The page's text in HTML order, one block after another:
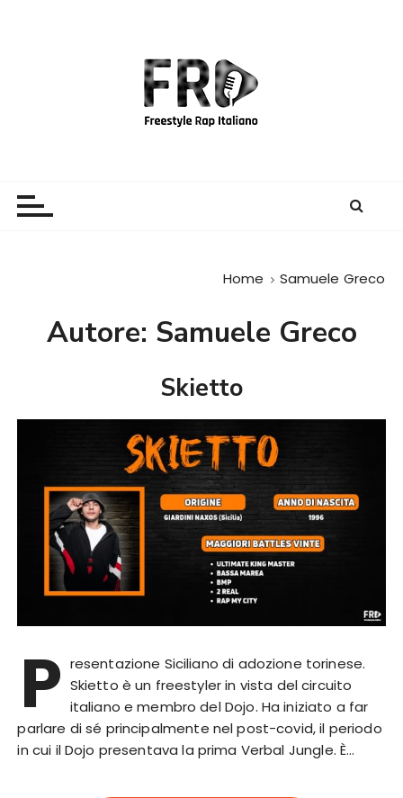
Home Samuele Greco
Autore: Samuele Greco
Skietto
P resentazione Siciliano di adozione torinese.
Skietto è un freestyler in vista del circuito
italiano e membro del Dojo. Ha iniziato a far
parlare di sé principalmente nel post-covid, il periodo
in cui il Dojo presentava la prima Verbal Jungle. È…